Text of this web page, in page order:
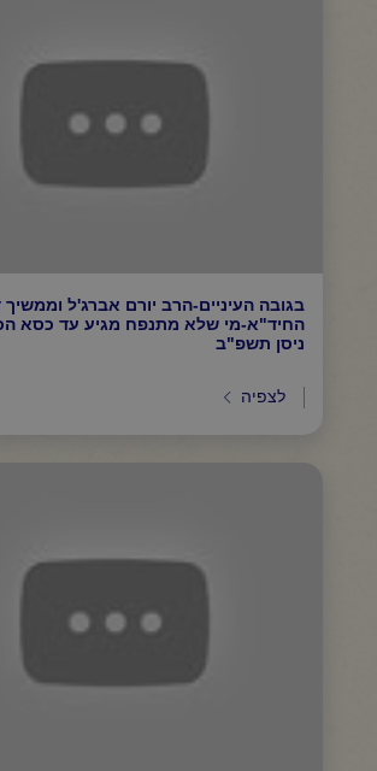
בגובה העיניים-הרב יורם אברג'ל וממשיך
החיד"א-מי שלא מתנפח מגיע עד כסא
ניסן תשפ"ב
לצפיה